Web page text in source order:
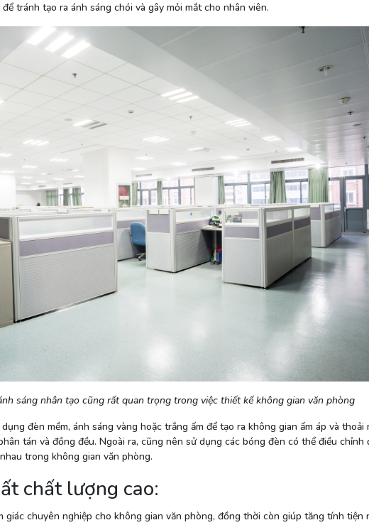
tránh tạo ra ánh sáng chói và gây mỏi mắt cho nhân viên.
sáng nhân tạo cũng rất quan trọng trong việc thiết kế không gian văn phòng
đèn mềm, ánh sáng vàng hoặc trắng ấm để tạo ra không gian ấm áp và
tán và đồng đều. Ngoài ra, cũng nên sử dụng các bóng đèn có thể điều chỉnh
trong không gian văn phòng.
chất lượng cao:
chuyên nghiệp cho không gian văn phòng, đồng thời còn giúp tăng tính tiện